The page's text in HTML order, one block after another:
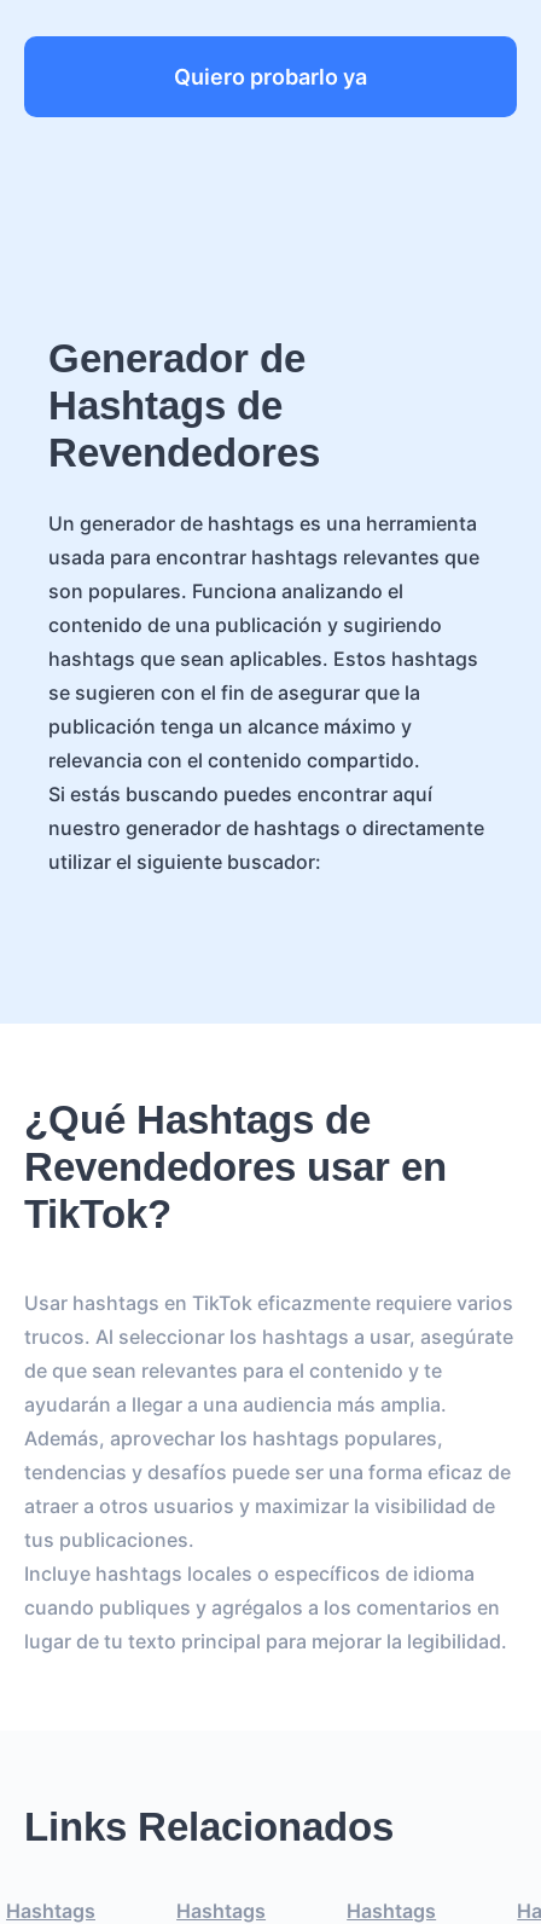
Quiero probarlo ya
Generador de
Hashtags de
Revendedores
Un generador de hashtags es una herramienta
usada para encontrar hashtags relevantes que
son populares. Funciona analizando el
contenido de una publicación y sugiriendo
hashtags que sean aplicables. Estos hashtags
se sugieren con el fin de asegurar que la
publicación tenga un alcance máximo y
relevancia con el contenido compartido.
Si estás buscando puedes encontrar aquí
nuestro generador de hashtags o directamente
utilizar el siguiente buscador:
¿Qué Hashtags de
Revendedores usar en
TikTok?
Usar hashtags en TikTok eficazmente requiere varios
trucos. Al seleccionar los hashtags a usar, asegúrate
de que sean relevantes para el contenido y te
ayudarán a llegar a una audiencia más amplia.
Además, aprovechar los hashtags populares,
tendencias y desafíos puede ser una forma eficaz de
atraer a otros usuarios y maximizar la visibilidad de
tus publicaciones.
Incluye hashtags locales o específicos de idioma
cuando publiques y agrégalos a los comentarios en
lugar de tu texto principal para mejorar la legibilidad.
Links Relacionados
Hashtags
Hashtags
Hashtags